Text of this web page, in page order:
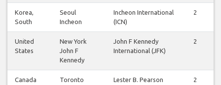
Korea,
South
Seoul
Incheon
Incheon International
(ICN)
2
United
States
New York
John F
Kennedy
John F Kennedy
International (JFK)
2
Canada Toronto
Lester B. Pearson
2